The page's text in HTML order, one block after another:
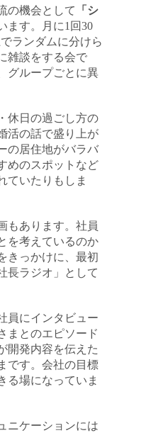
の機会として 「シ
ます。月に1回30
ランダムに分けら
雑談をする会で
グループごとに異
休日の過ごし方の
活の話で盛り上が
の居住地がバラバ
めのスポットなど
ていたりもしま
もあります。社員
を考えているのか
きっかけに、最初
長ラジオ」として
員にインタビュー
まとのエピソード
開発内容を伝えた
です。会社の目標
る場になっていま
ニケーションには